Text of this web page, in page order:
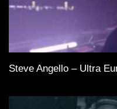
Steve Angello – Ultra